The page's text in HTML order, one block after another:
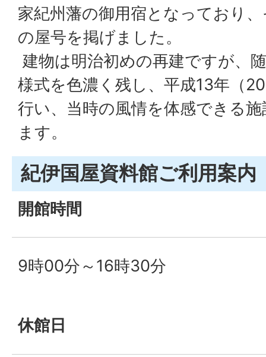
家紀州藩の御用宿となっており
の屋号を掲げました。
建物は明治初めの再建ですが、
様式を色濃く残し、平成13年（
行い、当時の風情を体感できる
ます。
紀伊国屋資料館ご利用案内
開館時間
9時00分～16時30分
休館日